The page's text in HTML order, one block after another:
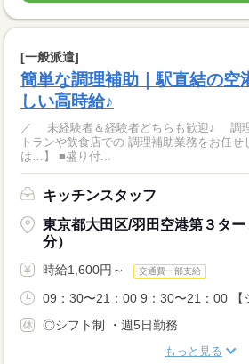
[一般派遣]
簡単な調理補助｜駅直結の
しい高時給♪
／ 未経験者＆経験者どちらも歓迎♪ 調理補助
トランや飲食店での 調理補助業務をお任せします◎
は…】 ■盛り付...
キッチンスタッフ
東京都大田区/羽田空港第３タ
分）
時給1,600円～ 交通費一部支給
09：30〜21：00 9：30〜21：00 【
◎シフト制 ・週5日勤務
もっと見る